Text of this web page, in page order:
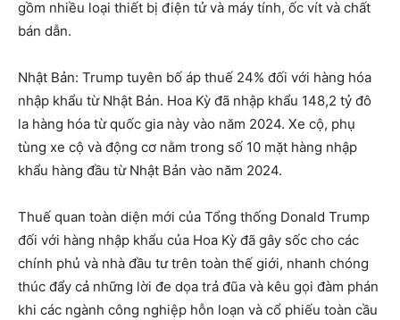
gồm nhiều loại thiết bị điện tử và máy tính, ốc vít và chất
bán dẫn.
Nhật Bản: Trump tuyên bố áp thuế 24% đối với hàng hóa
nhập khẩu từ Nhật Bản. Hoa Kỳ đã nhập khẩu 148,2 tỷ đô
la hàng hóa từ quốc gia này vào năm 2024. Xe cộ, phụ
tùng xe cộ và động cơ nằm trong số 10 mặt hàng nhập
khẩu hàng đầu từ Nhật Bản vào năm 2024.
Thuế quan toàn diện mới của Tổng thống Donald Trump
đối với hàng nhập khẩu của Hoa Kỳ đã gây sốc cho các
chính phủ và nhà đầu tư trên toàn thế giới, nhanh chóng
thúc đẩy cả những lời đe dọa trả đũa và kêu gọi đàm phán
khi các ngành công nghiệp hỗn loạn và cổ phiếu toàn cầu